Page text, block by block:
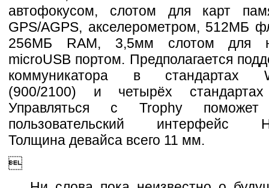
автофокусом, слотом для карт
GPS/AGPS, акселерометром, 512МБ
256МБ RAM, 3,5мм слотом для
microUSB портом. Предполагается
коммуникатора в стандартах
(900/2100) и четырёх стандартах
Управляться с Trophy
пользовательский интерфейс
Толщина девайса всего 11 мм.
